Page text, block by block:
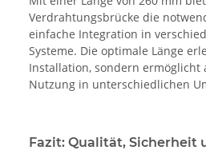
Verdrahtungsbrücke die
einfache Integration in
Systeme. Die optimale Länge
Installation, sondern ermöglicht
Nutzung in unterschiedlichen
Fazit: Qualität, Sicherheit